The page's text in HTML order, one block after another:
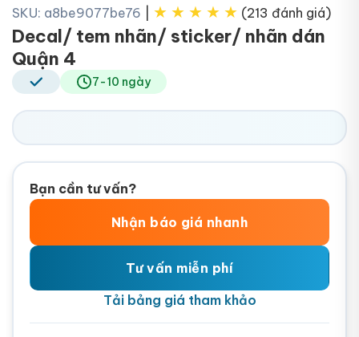
SKU: a8be9077be76 ★ ★ ★ ★ ★ (213 đánh giá)
Decal/ tem nhãn/ sticker/ nhãn dán
Quận 4
7-10 ngày
Bạn cần tư vấn?
Nhận báo giá nhanh
Tư vấn miễn phí
Tải bảng giá tham khảo